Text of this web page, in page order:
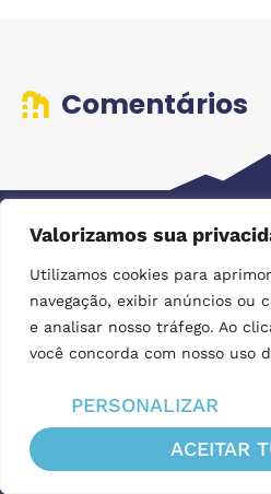
Valorizamos sua
Utilizamos cookies para
navegação, exibir anúncios ou
e analisar nosso tráfego. Ao
você concorda com nosso uso
PERSONALIZAR
ACEITAR
Comentários
Passeios Guiados